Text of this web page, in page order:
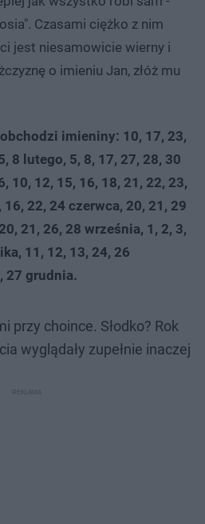
Czasami ciężko z nim
jest niesamowicie wierny i
o imieniu Jan, złóż mu
imieniny: 10, 17, 23,
8 lutego, 5, 8, 17, 27, 28, 30
10, 12, 15, 16, 18, 21, 22, 23,
22, 24 czerwca, 20, 21, 29
21, 26, 28 września, 1, 2, 3,
11, 12, 13, 24, 26
27 grudnia.
przy choince. Słodko? Rok
wyglądały zupełnie inaczej